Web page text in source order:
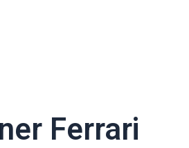
Ferrari